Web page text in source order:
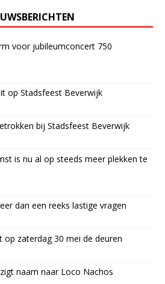
voor jubileumconcert 750
op Stadsfeest Beverwijk
bij Stadsfeest Beverwijk
is nu al op steeds meer plekken te
dan een reeks lastige vragen
zaterdag 30 mei de deuren
naam naar Loco Nachos